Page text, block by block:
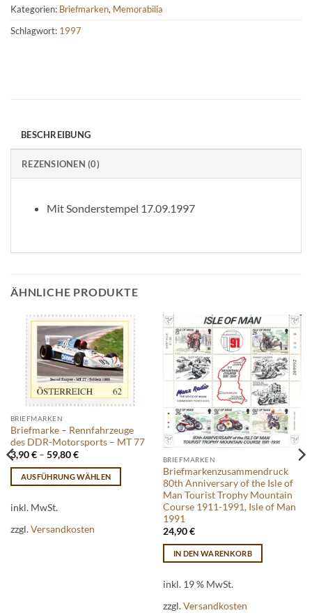
Kategorien: Briefmarken, Memorabilia
Schlagwort: 1997
BESCHREIBUNG
REZENSIONEN (0)
Mit Sonderstempel 17.09.1997
ÄHNLICHE PRODUKTE
BRIEFMARKEN
Briefmarke – Rennfahrzeuge
des DDR-Motorsports – MT 77
3,90€– 59,80€
AUSFÜHRUNG WÄHLEN
Produkt
mehrere
inkl. MwSt.
zzgl.Versandkosten
BRIEFMARKEN
Briefmarkenzusammendruck
80th Anniversary of the Isle of
Man Tourist Trophy Mountain
Course 1911-1991, Isle of Man
1991
24,90€
IN DEN WARENKORB
inkl. 19 % MwSt.
zzgl.Versandkosten